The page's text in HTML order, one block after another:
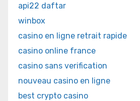
api22 daftar
winbox
casino en ligne retrait rapide
casino online france
casino sans verification
nouveau casino en ligne
best crypto casino